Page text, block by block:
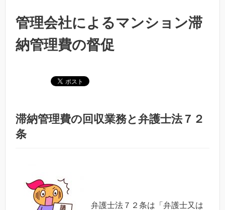
管理会社によるマンション滞
納管理費の督促
滞納管理費の回収業務と弁護士法７２
条
弁護士法７２条は「弁護士又は